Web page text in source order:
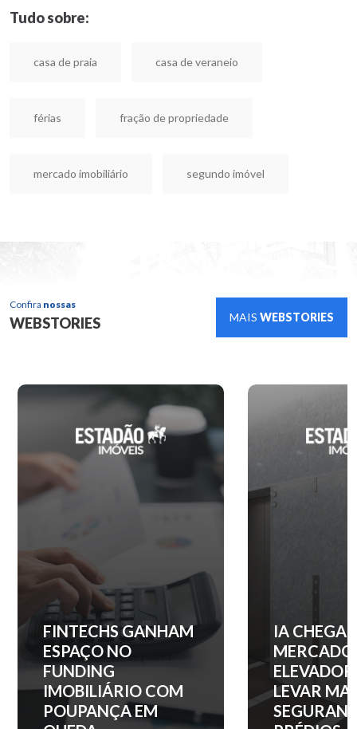
Tudo sobre:
casa de praia casa de veraneio
férias fração de propriedade
mercado imobiliário segundo imóvel
Confira nossas
WEBSTORIES MAIS WEBSTORIES
IA CHEGA AO
MERCADO DE
ELEVADORES PARA
LEVAR MAIS
SEGURANÇA AOS
QUANTO
ENTRADA
NOS
BAIRROS